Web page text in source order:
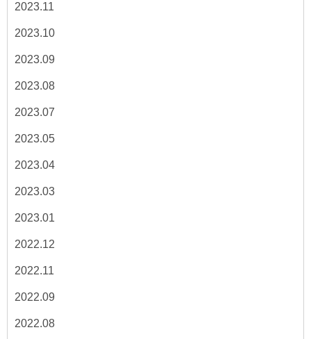
2023.11
2023.10
2023.09
2023.08
2023.07
2023.05
2023.04
2023.03
2023.01
2022.12
2022.11
2022.09
2022.08